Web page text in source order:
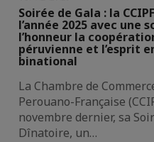
Soirée de Gala : la
l’année 2025 avec une
l’honneur la
péruvienne et l’esprit
binational
La Chambre de
Perouano-Française
novembre dernier, sa
Dînatoire, un…